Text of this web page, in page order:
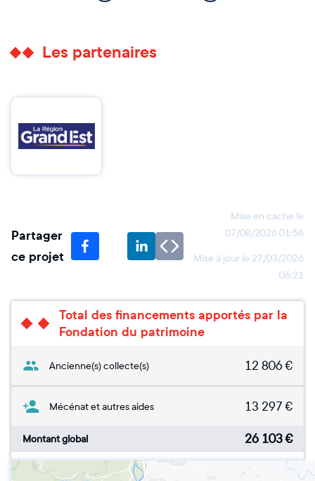
Les partenaires
Partager
ce projet
Mise en cache le
07/08/2026 01:56
Mise à jour le 27/03/2026
06:21
Total des financements apportés par la
Fondation du patrimoine
Ancienne(s) collecte(s) 12 806€
Mécénat et autres aides 13 297 €
Montant global 26 103€